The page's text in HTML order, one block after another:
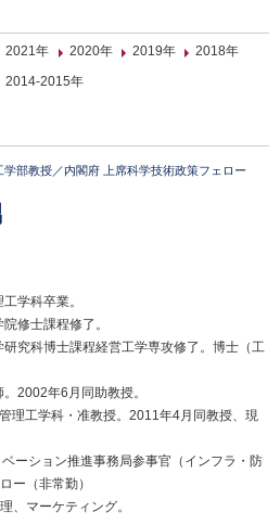
2021年 2020年 2019年
2018年
2014-2015年
学部教授／内閣府 上席科学技術政策フェロー
学科卒業。
修士課程修了。
究科博士課程経営工学専攻修了。博士（工
2002年6月同助教授。
理工学科・准教授。2011年4月同教授、現
ーション推進事務局参事官（インフラ・防
ー（非常勤）
、マーケティング。